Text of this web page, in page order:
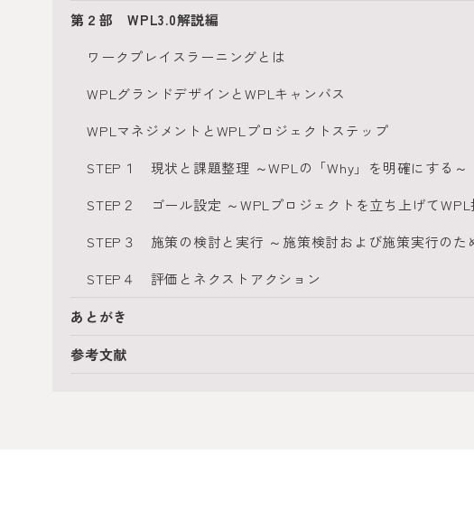
第２部 WPL3.0解説編
ワークプレイスラーニングとは
WPLグランドデザインとWPLキャンバス
WPLマネジメントとWPLプロジェクトステップ
STEP１ 現状と課題整理 ～WPLの「Why」を明確にする～
STEP２ ゴール設定 ～WPLプロジェクトを立ち上げてWPL
STEP３ 施策の検討と実行 ～施策検討および施策実行のた
STEP４ 評価とネクストアクション
あとがき
参考文献